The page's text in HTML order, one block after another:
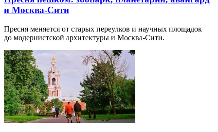
и Москва-Сити
Пресня меняется от старых переулков и научных площадок
до модернистской архитектуры и Москва-Сити.